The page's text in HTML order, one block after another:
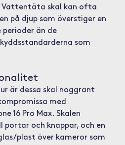
Vattentäta skal kan ofta
på djup som överstiger en
perioder än de
som
är dessa skal noggrant
med
16 Pro Max. Skalen
och knappar, och en
plast över kameror som